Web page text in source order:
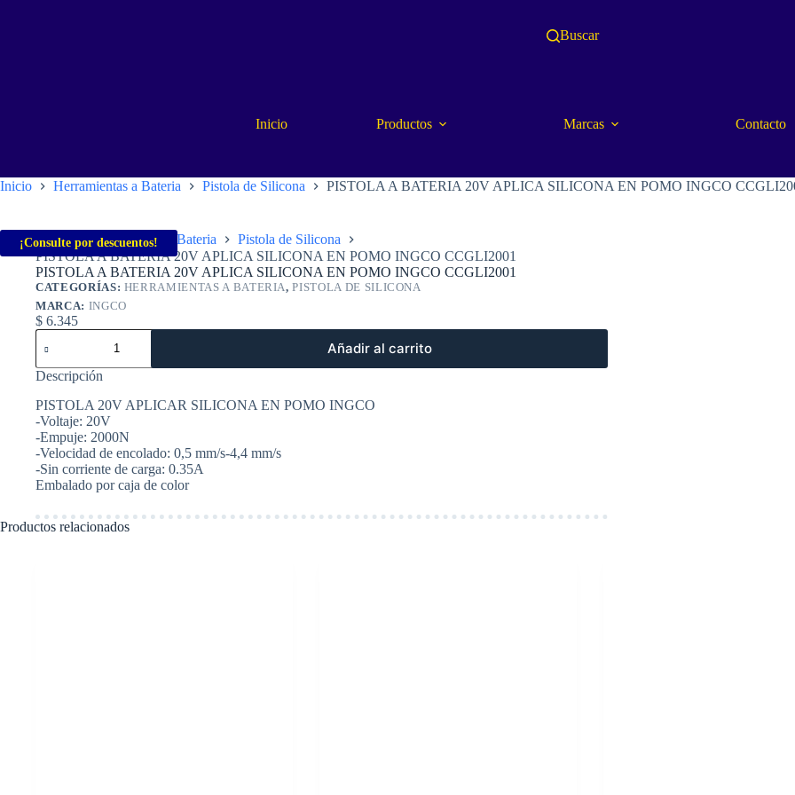
Buscar
Inicio Productos Marcas Contacto
Inicio Herramientas a Bateria Pistola de Silicona PISTOLA A BATERIA 20V APLICA SILICONA EN POMO INGCO
¡Consulte por descuentos!
Inicio Herramientas a Bateria
Pistola de Silicona
PISTOLA A BATERIA 20V APLICA SILICONA EN POMO INGCO CCGLI2001
PISTOLA A BATERIA 20V APLICA SILICONA EN POMO INGCO CCGLI2001
CATEGORÍAS: HERRAMIENTAS A BATERIA,PISTOLA DE SILICONA
MARCA: INGCO
$ 6.345
PISTOLA
BATERIA
20V
SILICONA
EN
POMO
INGCO
CCGLI2001
cantidad
Añadir al carrito
Descripción
PISTOLA 20V APLICAR SILICONA EN POMO INGCO
-Voltaje: 20V
-Empuje: 2000N
-Velocidad de encolado: 0,5 mm/s-4,4 mm/s
-Sin corriente de carga: 0.35A
Embalado por caja de color
Productos relacionados